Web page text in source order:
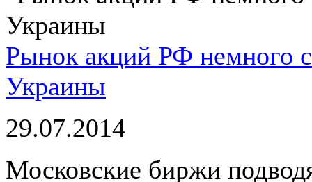
Рынок акций РФ немного
Украины
29.07.2014
Московские биржи